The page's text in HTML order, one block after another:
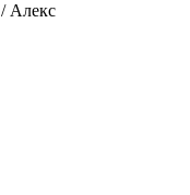
/ Алекс